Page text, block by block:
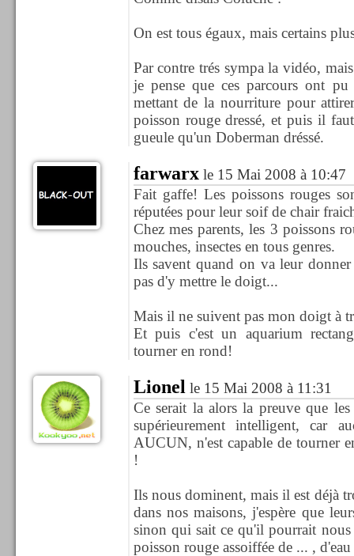
On est tous égaux, mais certains
Par contre trés sympa la vidéo,
je pense que ces parcours ont
mettant de la nourriture pour
poisson rouge dressé, et puis il
gueule qu'un Doberman dréssé.
farwarxle 15 Mai 2008 à 10:47
Fait gaffe! Les poissons rouges
réputées pour leur soif de chair
Chez mes parents, les 3 poissons
mouches, insectes en tous genres.
Ils savent quand on va leur
pas d'y mettre le doigt...
Mais il ne suivent pas mon doigt à
Et puis c'est un aquarium
tourner en rond!
Lionel le 15 Mai 2008 à 11:31
Ce serait la alors la preuve que
supérieurement intelligent, car
AUCUN, n'est capable de tourner
!
Ils nous dominent, mais il est déjà
dans nos maisons, j'espère que
sinon qui sait ce qu'il pourrait nous
poisson rouge assoiffée de ... ,